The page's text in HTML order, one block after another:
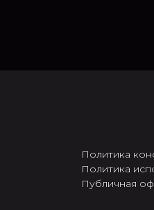
Политика
Политика
Публичная